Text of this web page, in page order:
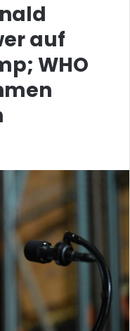
auf
WHO